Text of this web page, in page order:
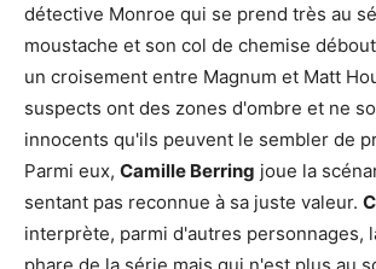
détective Monroe qui se prend très au
moustache et son col de chemise
un croisement entre Magnum et Matt
suspects ont des zones d'ombre et ne
innocents qu'ils peuvent le sembler de
Parmi eux, Camille Berring joue la
sentant pas reconnue à sa juste valeur.
interprète, parmi d'autres personnages,
phare de la série mais qui n'est plus au